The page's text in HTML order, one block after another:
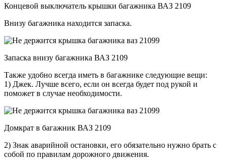
Концевой выключатель крышки багажника ВАЗ 2109
Внизу багажника находится запаска.
Запаска внизу багажника ВАЗ 2109
Также удобно всегда иметь в багажнике следующие вещи:
1) Джек. Лучше всего, если он всегда будет под рукой и
поможет в случае необходимости.
Домкрат в багажник ВАЗ 2109
2) Знак аварийной остановки, его обязательно нужно брать с
собой по правилам дорожного движения.